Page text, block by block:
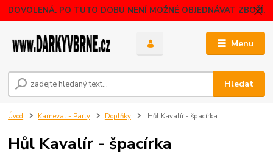
DOVOLENÁ. PO TUTO DOBU NENÍ MOŽNÉ OBJEDNÁVAT ZBOŽÍ.
Menu
Hledat
Úvod Karneval - Party Doplňky Hůl Kavalír - špacírka
Hůl Kavalír - špacírka